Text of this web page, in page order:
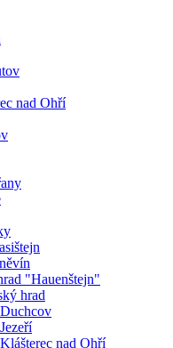
nad Ohří
"Hauenštejn"
hrad
nad Ohří